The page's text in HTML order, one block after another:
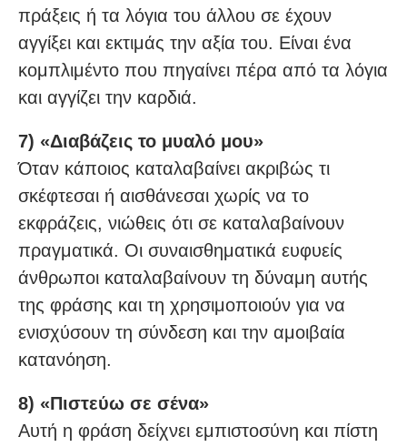
πράξεις ή τα λόγια του άλλου σε έχουν
αγγίξει και εκτιμάς την αξία του. Είναι ένα
κομπλιμέντο που πηγαίνει πέρα από τα λόγια
και αγγίζει την καρδιά.
7) «Διαβάζεις το μυαλό μου»
Όταν κάποιος καταλαβαίνει ακριβώς τι
σκέφτεσαι ή αισθάνεσαι χωρίς να το
εκφράζεις, νιώθεις ότι σε καταλαβαίνουν
πραγματικά. Οι συναισθηματικά ευφυείς
άνθρωποι καταλαβαίνουν τη δύναμη αυτής
της φράσης και τη χρησιμοποιούν για να
ενισχύσουν τη σύνδεση και την αμοιβαία
κατανόηση.
8) «Πιστεύω σε σένα»
Αυτή η φράση δείχνει εμπιστοσύνη και πίστη